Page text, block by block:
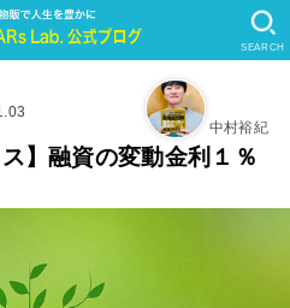
SEARCH
中村裕紀
】融資の変動金利１％